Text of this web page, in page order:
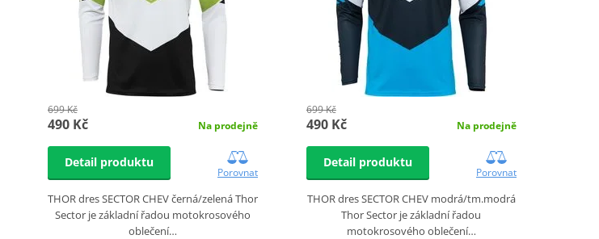
699 Kč
490 Kč Na prodejně
Detail produktu
Porovnat
THOR dres SECTOR CHEV černá/zelená Thor
Sector je základní řadou motokrosového
oblečení…
699 Kč
490 Kč Na prodejně
Detail produktu
Porovnat
THOR dres SECTOR CHEV modrá/tm.modrá
Thor Sector je základní řadou
motokrosového oblečení…